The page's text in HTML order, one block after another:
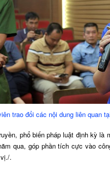
trao đổi các nội dung liên quan
biến pháp luật định kỳ là một
qua, góp phần tích cực vào
.